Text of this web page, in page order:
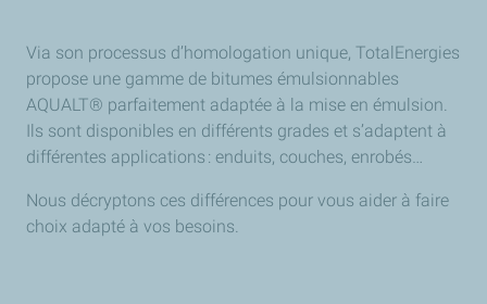
Via son processus d’homologation unique, TotalEnergies
propose une gamme de bitumes émulsionnables
AQUALT® parfaitement adaptée à la mise en émulsion.
Ils sont disponibles en différents grades et s’adaptent à
différentes applications : enduits, couches, enrobés…
Nous décryptons ces différences pour vous aider à faire
choix adapté à vos besoins.